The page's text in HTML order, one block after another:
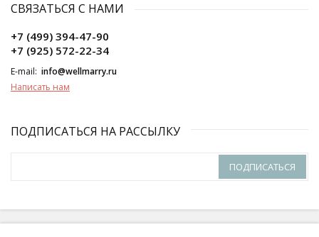
СВЯЗАТЬСЯ С НАМИ
+7 (499) 394-47-90
+7 (925) 572-22-34
E-mail: info@wellmarry.ru
Написать нам
ПОДПИСАТЬСЯ НА РАССЫЛКУ
ПОДПИСАТЬСЯ